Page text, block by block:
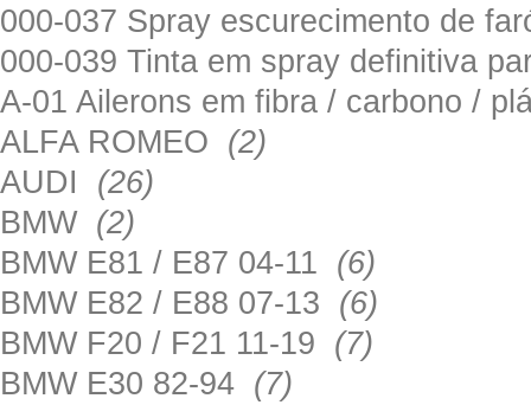
000-037 Spray escurecimento de
000-039 Tinta em spray definitiva
A-01 Ailerons em fibra / carbono /
ALFA ROMEO (2)
AUDI (26)
BMW (2)
BMW E81 / E87 04-11 (6)
BMW E82 / E88 07-13 (6)
BMW F20 / F21 11-19 (7)
BMW E30 82-94 (7)